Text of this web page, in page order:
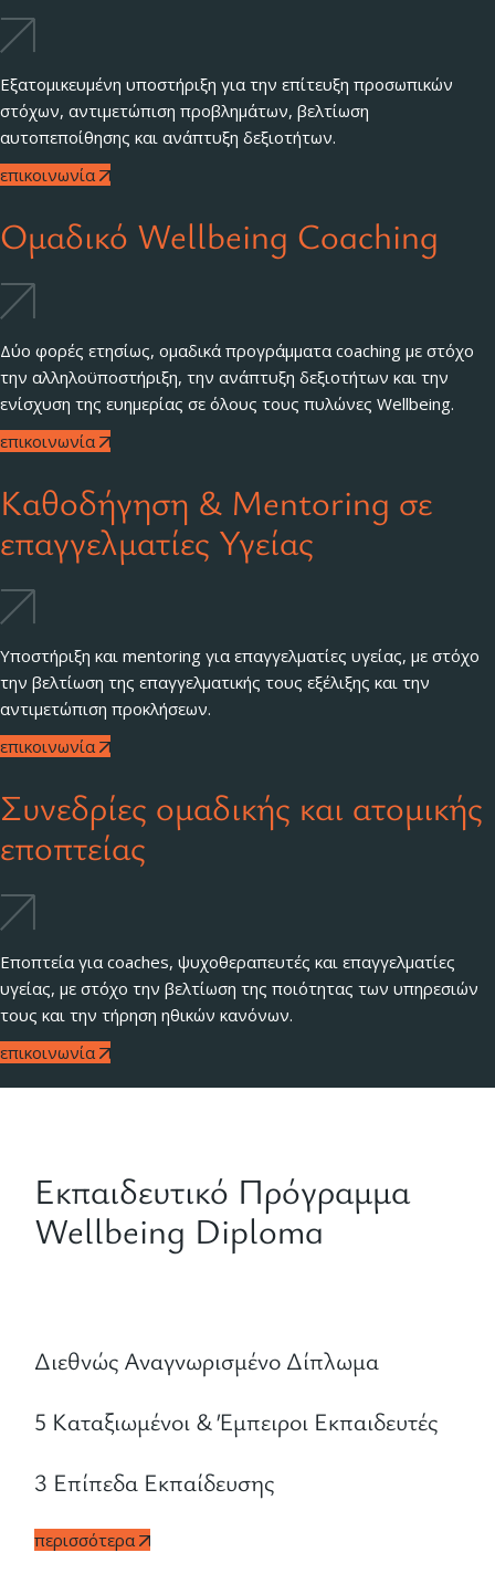
Εξατομικευμένη υποστήριξη για την επίτευξη προσωπικών
στόχων, αντιμετώπιση προβλημάτων, βελτίωση
αυτοπεποίθησης και ανάπτυξη δεξιοτήτων.
επικοινωνία
Ομαδικό Wellbeing Coaching
Δύο φορές ετησίως, ομαδικά προγράμματα coaching με στόχο
την αλληλοϋποστήριξη, την ανάπτυξη δεξιοτήτων και την
ενίσχυση της ευημερίας σε όλους τους πυλώνες Wellbeing.
επικοινωνία
Καθοδήγηση & Mentoring σε
επαγγελματίες Υγείας
Υποστήριξη και mentoring για επαγγελματίες υγείας, με στόχο
την βελτίωση της επαγγελματικής τους εξέλιξης και την
αντιμετώπιση προκλήσεων.
επικοινωνία
Συνεδρίες ομαδικής και ατομικής
εποπτείας
Εποπτεία για coaches, ψυχοθεραπευτές και επαγγελματίες
υγείας, με στόχο την βελτίωση της ποιότητας των υπηρεσιών
τους και την τήρηση ηθικών κανόνων.
επικοινωνία
Εκπαιδευτικό Πρόγραμμα
Wellbeing Diploma
Διεθνώς Αναγνωρισμένο Δίπλωμα
5 Καταξιωμένοι & Έμπειροι Εκπαιδευτές
3 Επίπεδα Εκπαίδευσης
περισσότερα